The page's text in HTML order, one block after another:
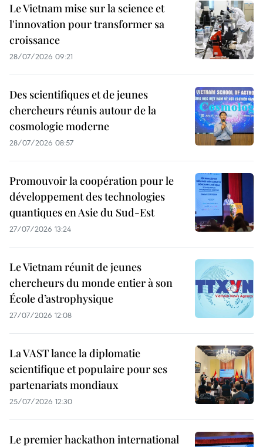
Le Vietnam mise sur la science et
l'innovation pour transformer sa
croissance
28/07/2026 09:21
Des scientifiques et de jeunes
chercheurs réunis autour de la
cosmologie moderne
28/07/2026 08:57
Promouvoir la coopération pour le
développement des technologies
quantiques en Asie du Sud-Est
27/07/2026 13:24
Le Vietnam réunit de jeunes
chercheurs du monde entier à son
École d’astrophysique
27/07/2026 12:08
La VAST lance la diplomatie
scientifique et populaire pour ses
partenariats mondiaux
25/07/2026 12:30
Le premier hackathon international